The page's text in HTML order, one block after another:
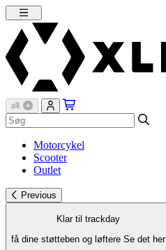
Motorcykel
Scooter
Outlet
Previous
Klar til trackday
få dine støtteben og løftere Se det her